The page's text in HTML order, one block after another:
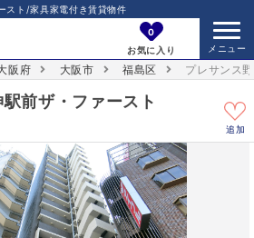
スト/家具家電付き賃貸物件
0
お気に入り
阪府 大阪市 福島区 プレサンス
前ザ・ファースト
追加